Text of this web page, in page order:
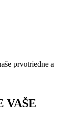
prvotriedne a
VAŠE